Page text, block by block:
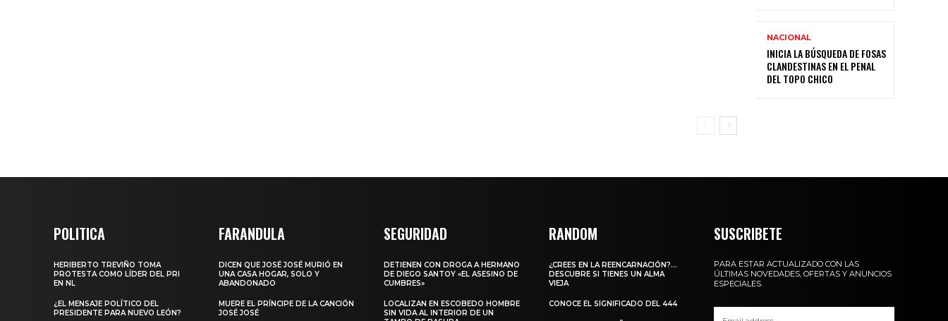
NACIONAL
INICIA LA BÚSQUEDA DE FOSAS
CLANDESTINAS EN EL PENAL
DEL TOPO CHICO
POLITICA
HERIBERTO TREVIÑO TOMA
PROTESTA COMO LÍDER DEL PRI
EN NL
¿EL MENSAJE POLÍTICO DEL
PRESIDENTE PARA NUEVO LEÓN?
FARANDULA
DICEN QUE JOSÉ JOSÉ MURIÓ EN
UNA CASA HOGAR, SOLO Y
ABANDONADO
MUERE EL PRÍNCIPE DE LA CANCIÓN
JOSÉ JOSÉ
SEGURIDAD
DETIENEN CON DROGA A HERMANO
DE DIEGO SANTOY «EL ASESINO DE
CUMBRES»
LOCALIZAN EN ESCOBEDO HOMBRE
SIN VIDA AL INTERIOR DE UN
RANDOM
¿CREES EN LA REENCARNACIÓN?…
DESCUBRE SI TIENES UN ALMA
VIEJA
CONOCE EL SIGNIFICADO DEL 444
SUSCRIBETE
PARA ESTAR ACTUALIZADO CON LAS
ÚLTIMAS NOVEDADES, OFERTAS Y ANUNCIOS
ESPECIALES.